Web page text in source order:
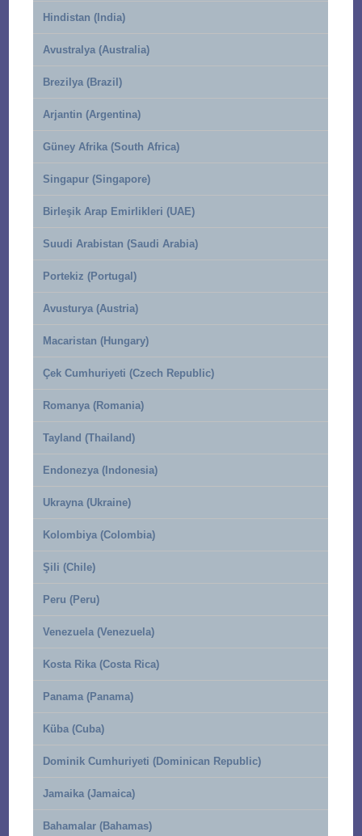
Hindistan (India)
Avustralya (Australia)
Brezilya (Brazil)
Arjantin (Argentina)
Güney Afrika (South Africa)
Singapur (Singapore)
Birleşik Arap Emirlikleri (UAE)
Suudi Arabistan (Saudi Arabia)
Portekiz (Portugal)
Avusturya (Austria)
Macaristan (Hungary)
Çek Cumhuriyeti (Czech Republic)
Romanya (Romania)
Tayland (Thailand)
Endonezya (Indonesia)
Ukrayna (Ukraine)
Kolombiya (Colombia)
Şili (Chile)
Peru (Peru)
Venezuela (Venezuela)
Kosta Rika (Costa Rica)
Panama (Panama)
Küba (Cuba)
Dominik Cumhuriyeti (Dominican Republic)
Jamaika (Jamaica)
Bahamalar (Bahamas)